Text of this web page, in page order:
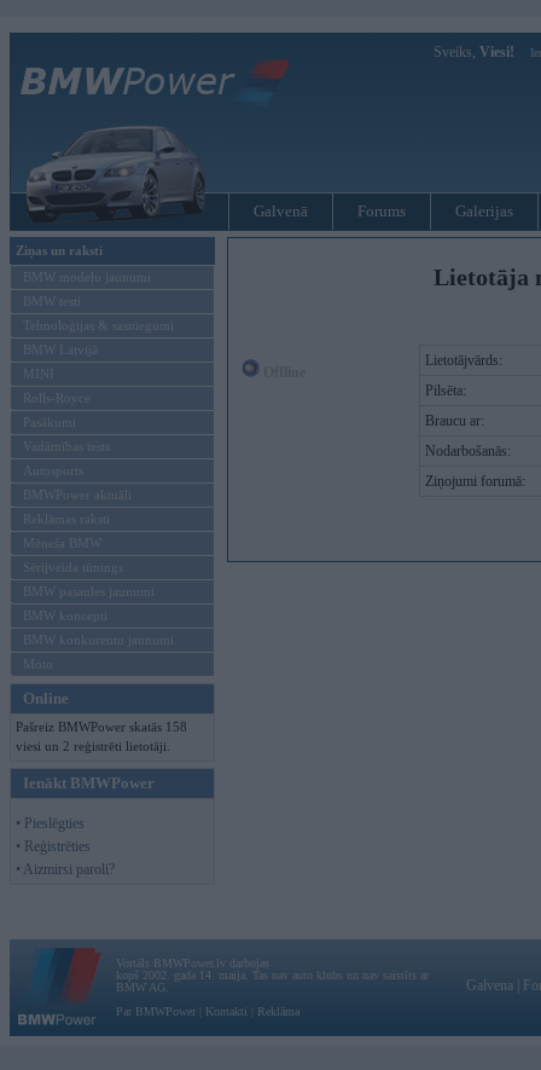
Sveiks, Viesi!
Galvenā Forums Galerijas
Ziņas un raksti
BMW modeļu jaunumi
BMW testi
Tehnoloģijas & sasniegumi
BMW Latvijā
MINI
Rolls-Royce
Pasākumi
Vadāmības tests
Autosports
BMWPower aktuāli
Reklāmas raksti
Mēneša BMW
Sērijveida tūnings
BMW pasaules jaunumi
BMW koncepti
BMW konkurentu jaunumi
Moto
Online
Pašreiz BMWPower skatās 158
viesi un 2 reģistrēti lietotāji.
Ienākt BMWPower
• Pieslēgties
• Reģistrēties
• Aizmirsi paroli?
Lietotāja
Lietotājvārds:
Pilsēta:
Braucu ar:
Nodarbošanās:
Ziņojumi forumā:
Vortāls BMWPower.lv darbojas
kopš 2002. gada 14. maija. Tas nav auto klubs un nav saistīts ar
BMW AG.
Par BMWPower
Kontakti Reklāma
Galvena